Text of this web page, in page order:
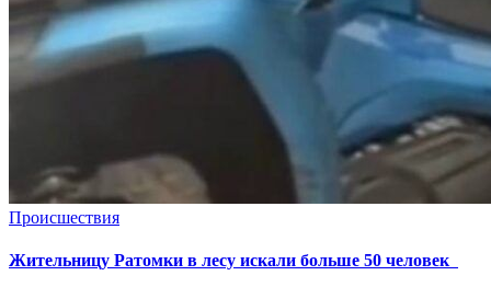
Происшествия
Жительницу Ратомки в лесу искали больше 50 человек